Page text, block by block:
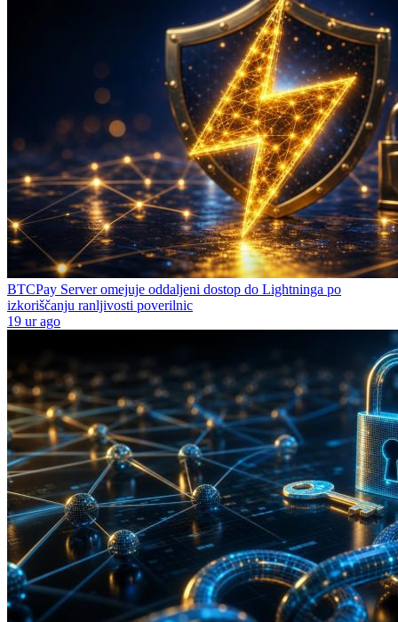
BTCPay Server omejuje oddaljeni dostop do Lightninga po
izkoriščanju ranljivosti poverilnic
19 ur ago